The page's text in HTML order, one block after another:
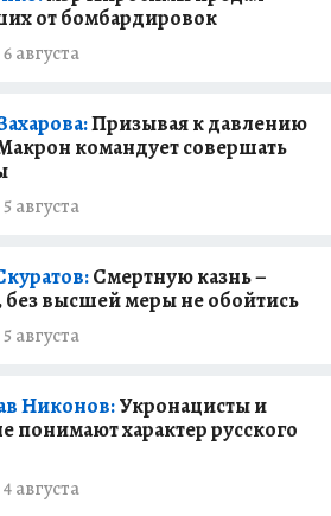
от бомбардировок
6 августа
Призывая к давлению
командует совершать
5 августа
Смертную казнь –
без высшей меры не обойтись
5 августа
Никонов:Укронацисты и
понимают характер русского
4 августа